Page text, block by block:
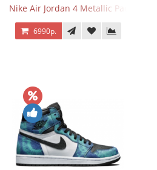
Nike Air Jordan 4 Metallic Pack Purple
6990р.